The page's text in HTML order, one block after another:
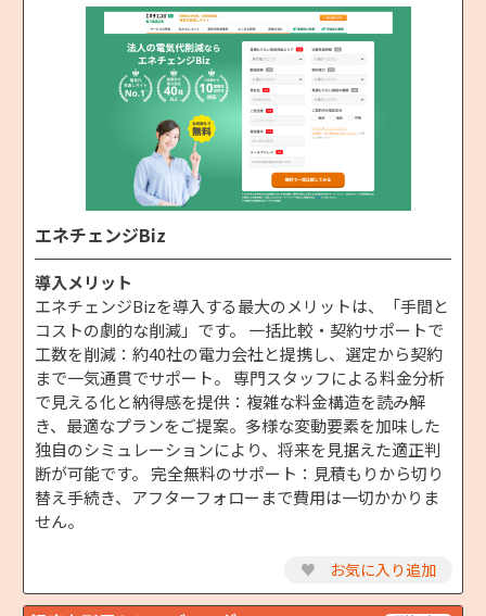
エネチェンジBiz
導入メリット
エネチェンジBizを導入する最大のメリットは、「手間と
コストの劇的な削減」です。 ⼀括⽐較‧契約サポートで
⼯数を削減：約40社の電力会社と提携し、選定から契約
まで一気通貫でサポート。 専⾨スタッフによる料⾦分析
で⾒える化と納得感を提供：複雑な料金構造を読み解
き、最適なプランをご提案。多様な変動要素を加味した
独自のシミュレーションにより、将来を見据えた適正判
断が可能です。 完全無料のサポート：見積もりから切り
替え手続き、アフターフォローまで費用は一切かかりま
せん。
♥ お気に入り追加